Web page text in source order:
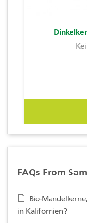
FAQs From
Bio-
in Kalifornien?